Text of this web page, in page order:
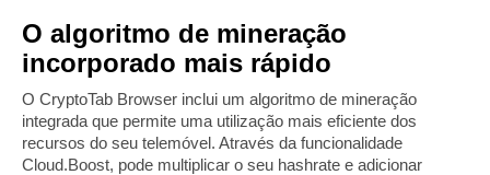
O algoritmo de mineração
incorporado mais rápido
O CryptoTab Browser inclui um algoritmo de mineração
integrada que permite uma utilização mais eficiente dos
recursos do seu telemóvel. Através da funcionalidade
Cloud.Boost, pode multiplicar o seu hashrate e adicionar